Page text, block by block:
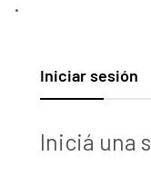
Iniciar sesión
Iniciá una